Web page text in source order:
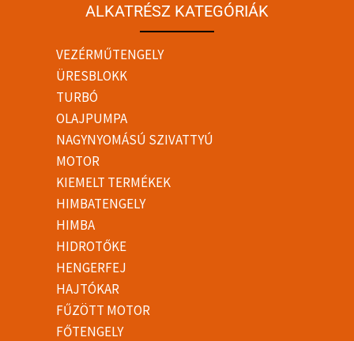
ALKATRÉSZ KATEGÓRIÁK
VEZÉRMŰTENGELY
ÜRESBLOKK
TURBÓ
OLAJPUMPA
NAGYNYOMÁSÚ SZIVATTYÚ
MOTOR
KIEMELT TERMÉKEK
HIMBATENGELY
HIMBA
HIDROTŐKE
HENGERFEJ
HAJTÓKAR
FŰZÖTT MOTOR
FŐTENGELY